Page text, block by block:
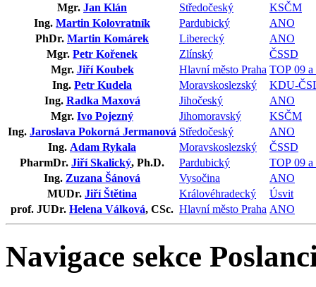
Mgr. Jan Klán Středočeský
KSČM
Ing. Martin Kolovratník Pardubický
ANO
PhDr. Martin Komárek Liberecký
ANO
Mgr. Petr Kořenek Zlínský
ČSSD
Mgr. Jiří Koubek Hlavní město Praha TOP 09 a
Ing. Petr Kudela Moravskoslezský
KDU-
Ing. Radka Maxová Jihočeský
ANO
Mgr. Ivo Pojezný Jihomoravský
KSČM
Ing. Jaroslava Pokorná Jermanová Středočeský
ANO
Ing. Adam Rykala Moravskoslezský
ČSSD
PharmDr. Jiří Skalický, Ph.D. Pardubický
TOP 09 a
Ing. Zuzana Šánová Vysočina
ANO
MUDr. Jiří Štětina Královéhradecký
Úsvit
prof. JUDr. Helena Válková, CSc. Hlavní město Praha ANO
Navigace sekce